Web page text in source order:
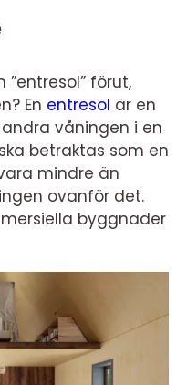
”entresol” förut,
En entresol är en
våningen i en
betraktas som en
mindre än
ovanför det.
byggnader